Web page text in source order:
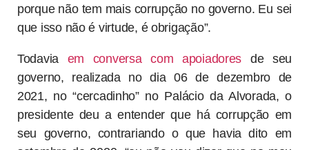
porque não tem mais corrupção no governo. Eu sei
que isso não é virtude, é obrigação”.
Todavia em conversa com apoiadores de seu
governo, realizada no dia 06 de dezembro de
2021, no “cercadinho” no Palácio da Alvorada, o
presidente deu a entender que há corrupção em
seu governo, contrariando o que havia dito em